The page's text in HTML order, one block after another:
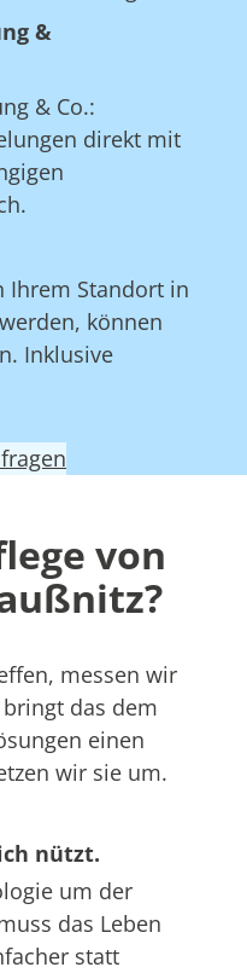
&
& Co.:
direkt mit
Ihrem Standort in
können
Inklusive
von
messen wir
das dem
einen
wir sie um.
nützt.
um der
das Leben
statt